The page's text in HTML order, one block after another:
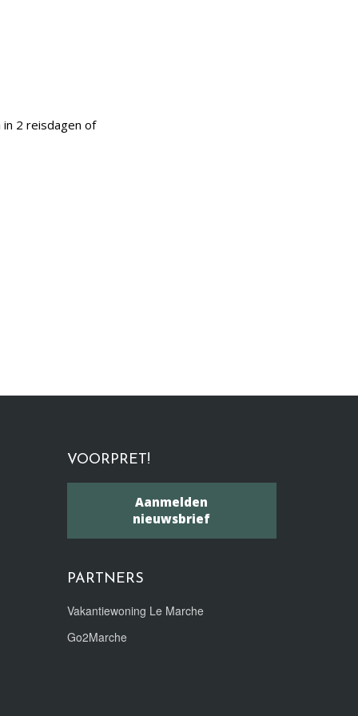
2 reisdagen of
VOORPRET!
Aanmelden
nieuwsbrief
PARTNERS
Vakantiewoning Le Marche
Go2Marche